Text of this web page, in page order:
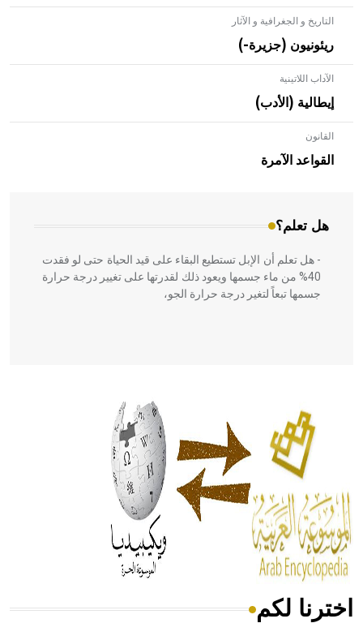
التاريخ و الجغرافية و الآثار
ريئونيون (جزيرة-)
الآداب اللاتينية
إيطالية (الأدب)
القانون
القواعد الآمرة
هل تعلم؟
- هل تعلم أن الأبلق نوع من الفنون الهندسية التي ارتبطت
بالعمارة الإسلامية في بلاد الشام ومصر خاصة، حيث يحرص
المعمار على بناء مداميكه وخاصة في الواجهات
- هل تعلم أن الإبل تستطيع البقاء على قيد الحياة حتى لو فقدت
40% من ماء جسمها ويعود ذلك لقدرتها على تغيير درجة حرارة
جسمها تبعاً لتغير درجة حرارة الجو،
الحكم، الأدلة، تنظيم التغذية، ورسالته في جروح الرأس. ويعود
له الفضل بأنه حرر الطب من الدين والفلسفة.
- هل تعلم أن المرجان إفراز حيواني يتكون في البحر ويتركب
من مادة كربونات الكلسيوم، وهو أحمر أو شديد الحمرة وهو
أجود أنواعه، ويمتاز بكبر الحجم ويسمى الش
هل تعلم أن الأبسيد كلمة فرنسية اللفظ تم اعتمادها مصطلحاً
اخترنا لكم